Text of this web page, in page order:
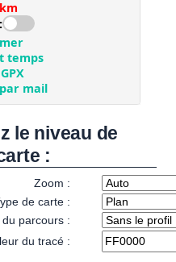
le niveau de
:
Zoom :
de carte :
parcours :
du tracé :